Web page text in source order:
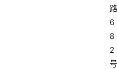
路
6
8
2
号